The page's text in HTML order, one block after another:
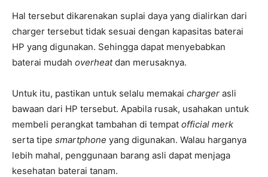
Hal tersebut dikarenakan suplai daya yang dialirkan dari
charger tersebut tidak sesuai dengan kapasitas baterai
HP yang digunakan. Sehingga dapat menyebabkan
baterai mudah overheatdan merusaknya.
Untuk itu, pastikan untuk selalu memakai charger asli
bawaan dari HP tersebut. Apabila rusak, usahakan untuk
membeli perangkat tambahan di tempat official merk
serta tipe smartphone yang digunakan. Walau harganya
lebih mahal, penggunaan barang asli dapat menjaga
kesehatan baterai tanam.